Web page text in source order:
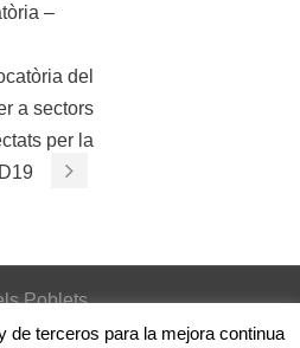
–
del
a sectors
per la
Poblets
|Política de cookies
de terceros para la mejora continua